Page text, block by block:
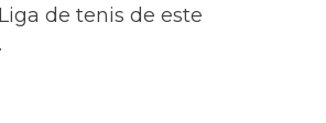
de tenis de este